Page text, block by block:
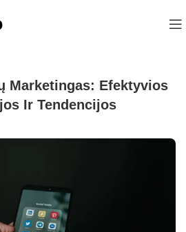
Marketingas: Efektyvios
Ir Tendencijos​